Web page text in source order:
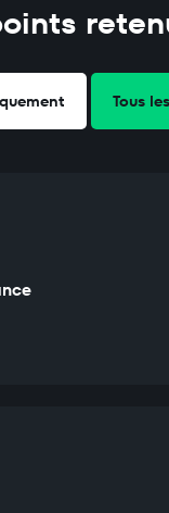
Tous